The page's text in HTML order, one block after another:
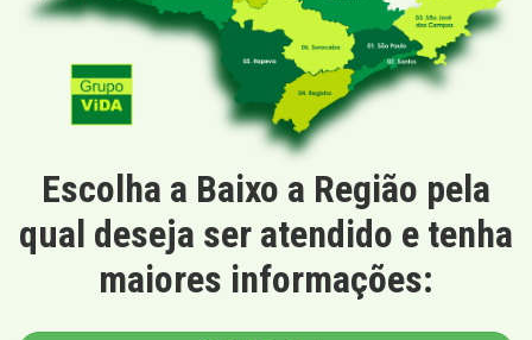
Escolha a Baixo a Região pela
qual deseja ser atendido e tenha
maiores informações: